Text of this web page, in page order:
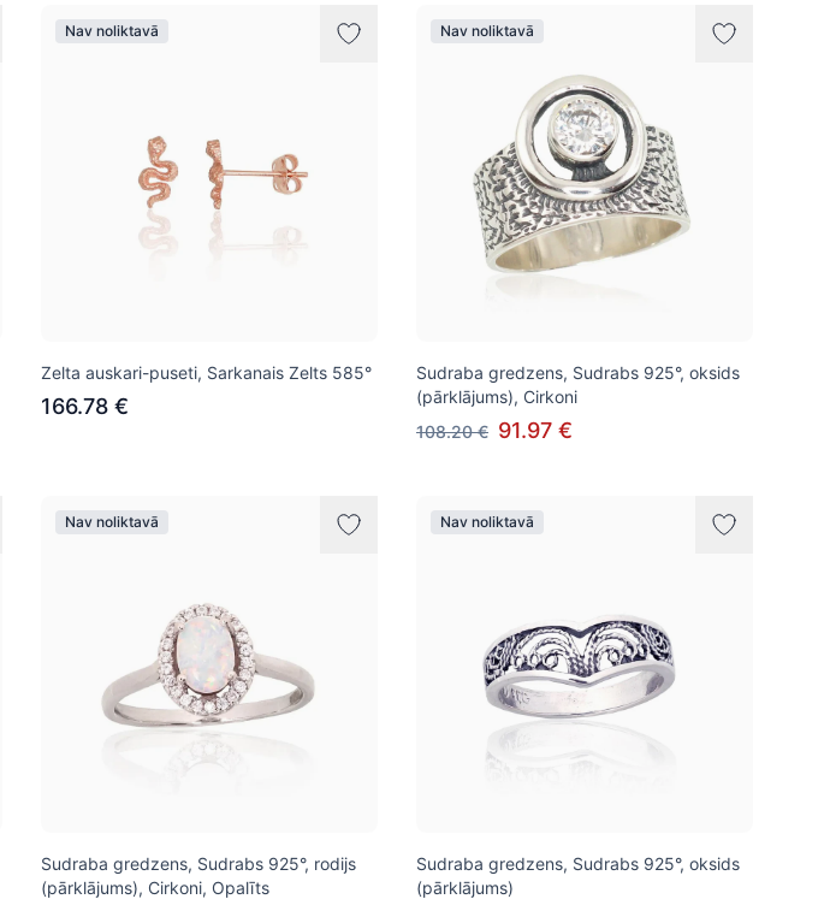
Nav noliktavā
Zelta auskari-puseti, Sarkanais Zelts 585°
166.78 €
Nav noliktavā
Sudraba gredzens, Sudrabs 925°, oksids
(pārklājums), Cirkoni
108.20 € 91.97 €
Nav noliktavā
Sudraba gredzens, Sudrabs 925°, rodijs
(pārklājums), Cirkoni, Opalīts
Nav noliktavā
Sudraba gredzens, Sudrabs 925°, oksids
(pārklājums)